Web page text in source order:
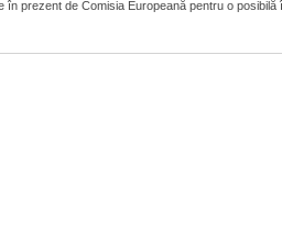
prezent de Comisia Europeană pentru o